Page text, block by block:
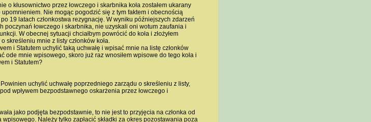
o kłusownictwo przez łowczego i skarbnika koła zostałem ukarany
Nie mogąc pogodzić się z tym faktem i obecnością
po 19 latach członkostwa rezygnację. W wyniku późniejszych zdarzeń
poczynań łowczego i skarbnika, nie uzyskali oni wotum zaufania i
W obecnej sytuacji chciałbym powrócić do koła i złożyłem
skreśleniu mnie z listy członków koła.
i Statutem uchylić taką uchwałę i wpisać mnie na listę członków
ode mnie wpisowego, skoro już raz wnosiłem wpisowe do tego koła i
i Statutem?
uchylić uchwałę poprzedniego zarządu o skreśleniu z listy,
wpływem bezpodstawnego oskarżenia przez łowczego i
jako podjęta bezpodstawnie, to nie jest to przyjęcia na członka od
wpisowego. Należy tylko zapłacić składki za okres pozostawania poza